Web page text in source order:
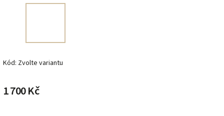
Kód: Zvolte variantu
1 700 Kč